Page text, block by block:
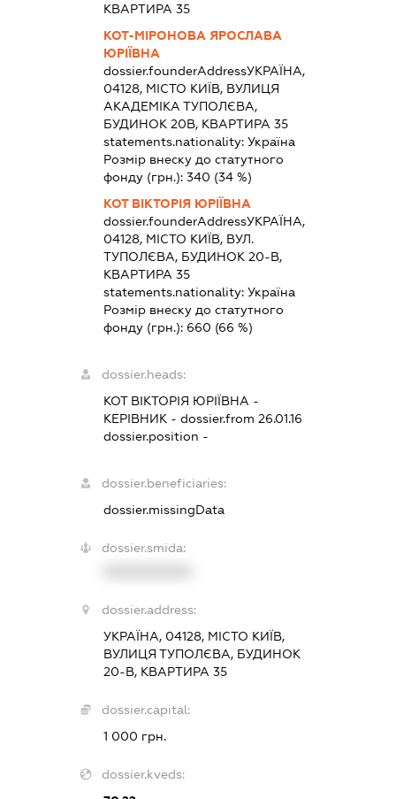
КВАРТИРА 35
КОТ-МІРОНОВА ЯРОСЛАВА
ЮРІЇВНА
dossier.founderAddressУКРАЇНА,
04128, МІСТО КИЇВ, ВУЛИЦЯ
АКАДЕМІКА ТУПОЛЄВА,
БУДИНОК 20В, КВАРТИРА 35
statements.nationality:Україна
Розмір внеску до статутного
фонду (грн.):340 (34 %)
КОТ ВІКТОРІЯ ЮРІЇВНА
dossier.founderAddressУКРАЇНА,
04128, МІСТО КИЇВ, ВУЛ.
ТУПОЛЄВА, БУДИНОК 20-В,
КВАРТИРА 35
statements.nationality:Україна
Розмір внеску до статутного
фонду (грн.): 660 (66 %)
dossier.heads:
КОТ ВІКТОРІЯ ЮРІЇВНА -
КЕРІВНИК - dossier.from 26.01.16
dossier.position -
dossier.beneficiaries:
dossier.missingData
dossier.smida:
dossier.address:
УКРАЇНА, 04128, МІСТО КИЇВ,
ВУЛИЦЯ ТУПОЛЄВА, БУДИНОК
20-В, КВАРТИРА 35
dossier.capital:
1 000 грн.
dossier.kveds: